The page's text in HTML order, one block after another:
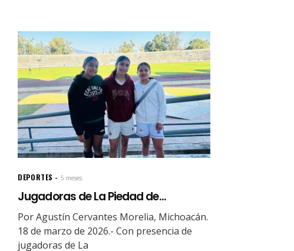
DEPORTES 5 meses.
Jugadoras de La Piedad de...
Por Agustín Cervantes Morelia, Michoacán.
18 de marzo de 2026.- Con presencia de
jugadoras de La